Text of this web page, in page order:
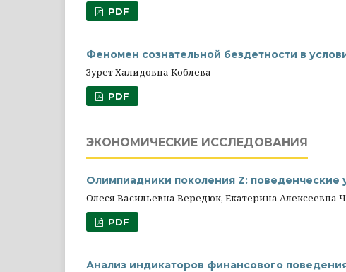
PDF
Феномен сознательной бездетности в
Зурет Халидовна Коблева
PDF
ЭКОНОМИЧЕСКИЕ ИССЛЕДОВАНИЯ
Олимпиадники поколения Z: поведенческие
Олеся Васильевна Вередюк, Екатерина Алексеевна
PDF
Анализ индикаторов финансового